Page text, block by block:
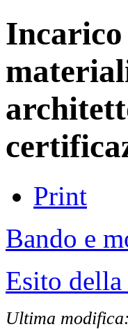
Incarico
Print
Bando e
Esito della
Ultima